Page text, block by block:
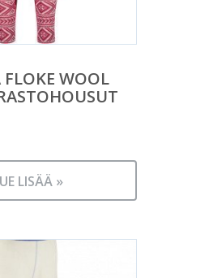
FLOKE WOOL
LISÄÄ »